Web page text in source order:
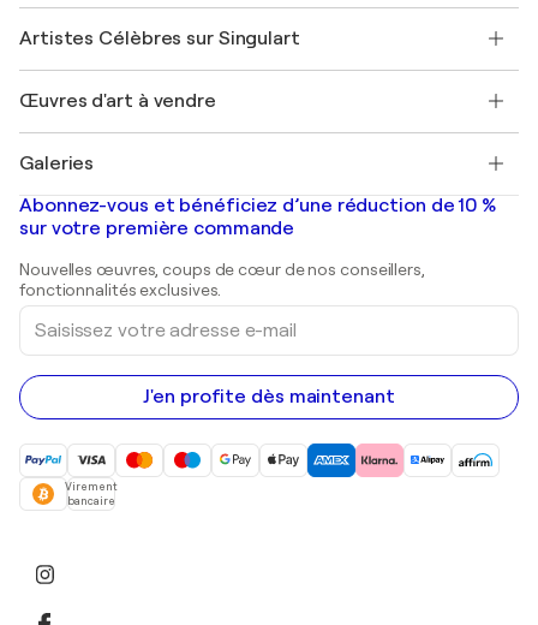
Rejoignez notre programme commercial
Mon compte
+33 1 76 44 06 42
Magazine Singulart
Emplois
Découvrez une sélection d'art original
Se connecter en tant qu'Artiste
Artistes Célèbres sur Singulart
Marc Chagall
Banksy
Mr. Brainwash
Shepard Fairey
Œuvres d'art à vendre
Tableaux abstraits à vendre
Peintures de paysage
Estampes
Peintures acryliques
Galeries
Galeries d'art en France
Galeries d'art en Belgique
Abonnez-vous et bénéficiez d’une réduction de 10 %
sur votre première commande
Nouvelles œuvres, coups de cœur de nos conseillers,
fonctionnalités exclusives.
Saisissez
votre
adresse
e-
mail
J'en profite dès maintenant
Virement
bancaire